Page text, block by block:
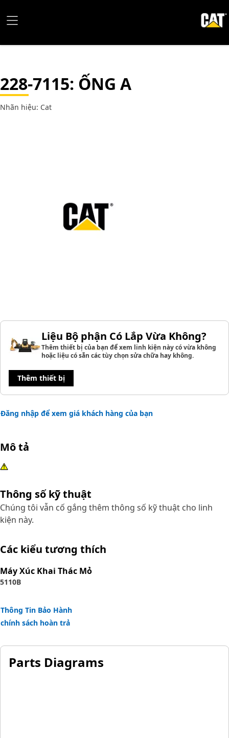
228-7115: ỐNG A
Nhãn hiệu: Cat
Liệu Bộ phận Có Lắp Vừa Không?
Thêm thiết bị của bạn để xem linh kiện này có vừa không
hoặc liệu có sẵn các tùy chọn sửa chữa hay không.
Thêm thiết bị
Đăng nhập để xem giá khách hàng của bạn
Mô tả
Thông số kỹ thuật
Chúng tôi vẫn cố gắng thêm thông số kỹ thuật cho linh
kiện này.
Các kiểu tương thích
Máy Xúc Khai Thác Mỏ
5110B
Thông Tin Bảo Hành
chính sách hoàn trả
Parts Diagrams